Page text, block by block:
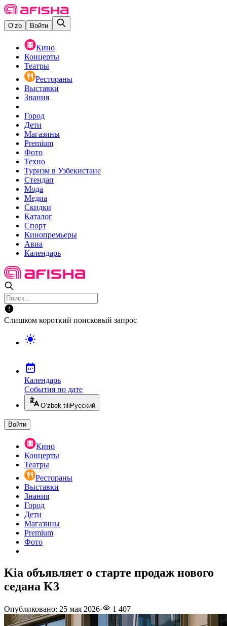
O‘zb Войти
Кино
Концерты
Театры
Рестораны
Выставки
Знания
Город
Дети
Магазины
Premium
Фото
Техно
Туризм в Узбекистане
Стендап
Мода
Медиа
Скидки
Каталог
Спорт
Кинопремьеры
Авиа
Календарь
Слишком короткий поисковый запрос
Календарь
События по дате
O’zbek tili Русский
Войти
Кино
Концерты
Театры
Рестораны
Выставки
Знания
Город
Дети
Магазины
Premium
Фото
Kia объявляет о старте продаж нового
седана K3
Опубликовано: 25 мая 2026· 1 407